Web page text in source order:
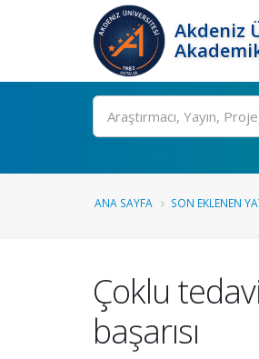
Akdeniz
Ara
ANA SAYFA SON EKLENEN
Çoklu
başarısı